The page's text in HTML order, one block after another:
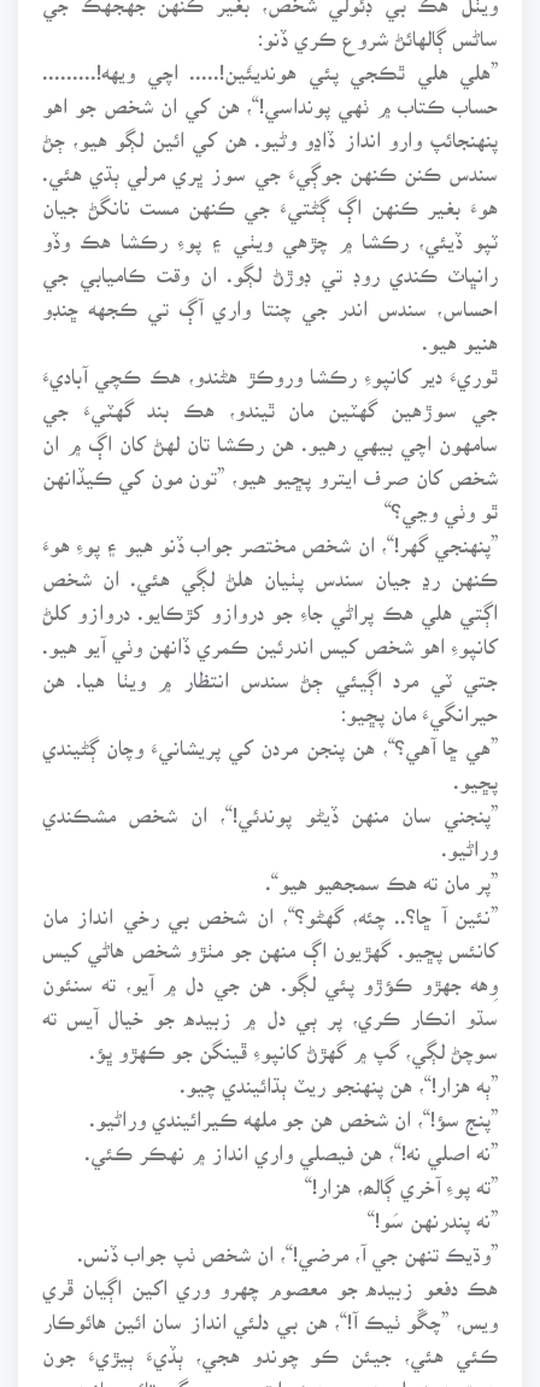
ساڻس ڳالهائڻ شروع ڪري ڏنو:
”هلي هلي ٿڪجي پئي هونديئَين!..... اچي ويهه!.........
حساب ڪتاب ۾ ٺهي پونداسي!“، هن کي ان شخص جو اهو
پنهنجائپ وارو انداز ڏاڍو وڻيو. هن کي ائين لڳو هيو، ڄڻ
سندس ڪنن ڪنهن جوڳيءَ جي سوز ڀري مرلي ٻڌي هئي.
هوءَ بغير ڪنهن اڳ ڳڻتيءَ جي ڪنهن مست نانگڻ جيان
ٽپو ڏيئي، رڪشا ۾ چڙهي ويٺي ۽ پوءِ رڪشا هڪ وڏو
رانڀاٽ ڪندي روڊ تي ڊوڙڻ لڳو. ان وقت ڪاميابي جي
احساس، سندس اندر جي چنتا واري آڳ تي ڪجهه ڇنڊو
ٿوريءَ دير کانپوءِ رڪشا وروڪڙ هڻندو، هڪ ڪچي آباديءَ
جي سوڙهين گهٽين مان ٿيندو، هڪ بند گهٽيءَ جي
سامهون اچي بيهي رهيو. هن رڪشا تان لهڻ کان اڳ ۾ ان
شخص کان صرف ايترو پڇيو هيو، ”تون مون کي ڪيڏانهن
ٿو وٺي وڃي؟“
”پنهنجي گهر!“، ان شخص مختصر جواب ڏنو هيو ۽ پوءِ هوءَ
ڪنهن رڍ جيان سندس پٺيان هلڻ لڳي هئي. ان شخص
اڳتي هلي هڪ پراڻي جاءِ جو دروازو کڙڪايو. دروازو کلڻ
کانپوءِ اهو شخص کيس اندرئين ڪمري ڏانهن وٺي آيو هيو.
جتي ٽي مرد اڳيئي ڄڻ سندس انتظار ۾ ويٺا هيا. هن
حيرانگيءَ مان پڇيو:
”هي ڇا آهي؟“، هن پنجن مردن کي پريشانيءَ وچان ڳڻيندي
”پنجني سان منهن ڏيڻو پوندئي!“، ان شخص مشڪندي
وراڻيو.
”پر مان ته هڪ سمجھيو هيو“.
”نئين آ ڇا؟.. چئه، گهڻو؟“، ان شخص بي رخي انداز مان
کانئس پڇيو. گهڙيون اڳ منهن جو مٺڙو شخص هاڻي کيس
وِهه جهڙو ڪؤڙو پئي لڳو. هن جي دل ۾ آيو، ته سنئون
سڌو انڪار ڪري، پر ٻي دل ۾ زبيده جو خيال آيس ته
سوچڻ لڳي، گپ ۾ گهڙڻ کانپوءِ ڦينگن جو ڪهڙو ڀؤ.
”ٻه هزار!“، هن پنهنجو ريٽ ٻڌائيندي چيو.
”پنج سؤ!“، ان شخص هن جو ملهه ڪيرائيندي وراڻيو.
”نه اصلي نه!“، هن فيصلي واري انداز ۾ نهڪر ڪئي.
”ته پوءِ آخري ڳالھ، هزار!“
”نه پندرنهن سَو!“
”وڌيڪ تنهن جي آ، مرضي!“، ان شخص ٺپ جواب ڏنس.
هڪ دفعو زبيده جو معصوم چهرو وري اکين اڳيان ڦري
ويس، ”چڱو ٺيڪ آ!“، هن بي دلئي انداز سان ائين هائوڪار
ڪئي هئي، جيئن ڪو چوندو هجي، ٻڏيءَ ٻيڙيءَ جون
هريڙون به ڀليون. پوءِ هوءَ رات جو ٻي وڳي تائين بازن جي